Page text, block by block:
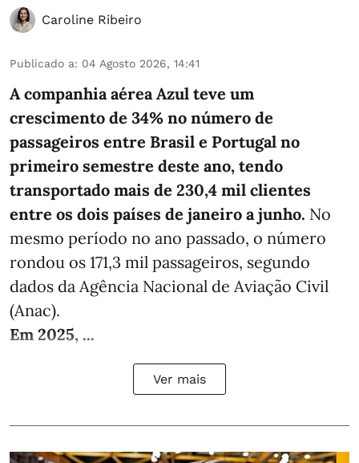
Caroline Ribeiro
Publicado a: 04 Agosto 2026, 14:41
A companhia aérea Azul teve um
crescimento de 34% no número de
passageiros entre Brasil e Portugal no
primeiro semestre deste ano, tendo
transportado mais de 230,4 mil clientes
entre os dois países de janeiro a junho. No
mesmo período no ano passado, o número
rondou os 171,3 mil passageiros, segundo
dados da Agência Nacional de Aviação Civil
(Anac).
Em 2025, ...
Ver mais